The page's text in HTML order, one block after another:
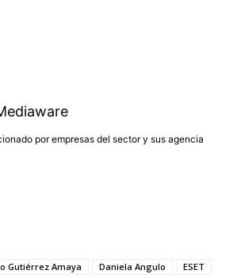
por empresas del sector y sus agencia
Gutiérrez Amaya Daniela Angulo
ESET